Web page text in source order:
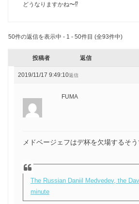
どうなりますかね〜⁉️
50件の返信を表示中 - 1 - 50件目 (全93件中)
投稿者 返信
2019/11/17 9:49:10返信
FUMA
メドベージェフはデ杯を欠場するそう
The Russian Daniil Medvedev, the
minute